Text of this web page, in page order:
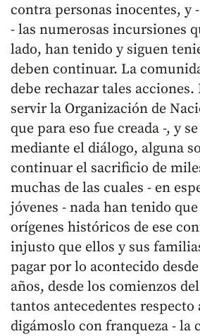
contra personas inocentes, y
- las numerosas incursiones
lado, han tenido y siguen
deben continuar. La
debe rechazar tales acciones.
servir la Organización de
que para eso fue creada -, y
mediante el diálogo, alguna
continuar el sacrificio de
muchas de las cuales - en
jóvenes - nada han tenido
orígenes históricos de ese
injusto que ellos y sus
pagar por lo acontecido
años, desde los comienzos
tantos antecedentes respecto
digámoslo con franqueza - la